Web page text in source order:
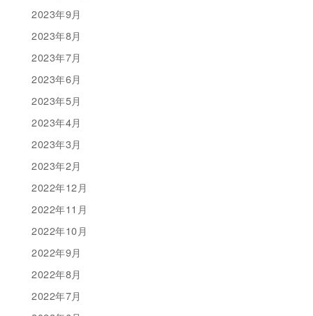
2023年9月
2023年8月
2023年7月
2023年6月
2023年5月
2023年4月
2023年3月
2023年2月
2022年12月
2022年11月
2022年10月
2022年9月
2022年8月
2022年7月